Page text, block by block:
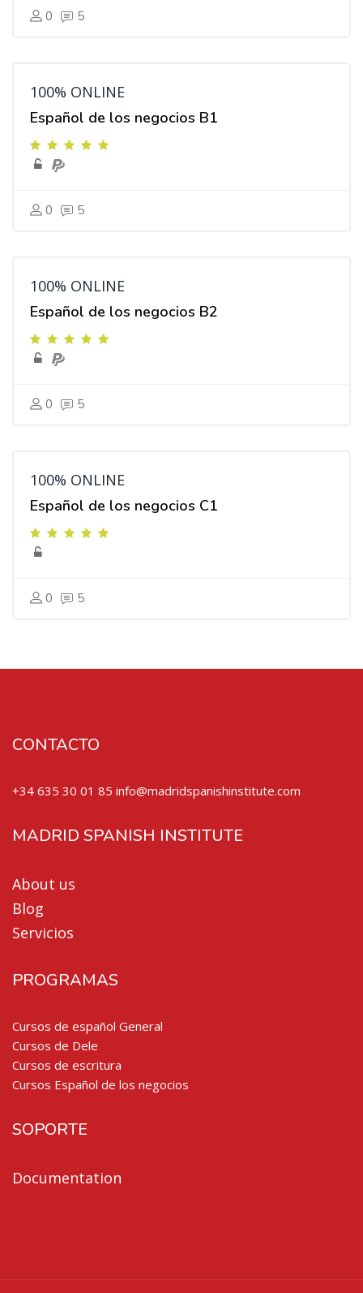
0 5
100% ONLINE
Español de los negocios B1
0 5
100% ONLINE
Español de los negocios B2
0 5
100% ONLINE
Español de los negocios C1
0 5
CONTACTO
+34 635 30 01 85 info@madridspanishinstitute.com
MADRID SPANISH INSTITUTE
About us
Blog
Servicios
PROGRAMAS
Cursos de español General
Cursos de Dele
Cursos de escritura
Cursos Español de los negocios
SOPORTE
Documentation